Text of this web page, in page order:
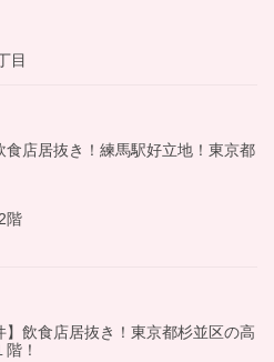
目
食店居抜き！練馬駅好立地！東京都
階
】飲食店居抜き！東京都杉並区の高
！